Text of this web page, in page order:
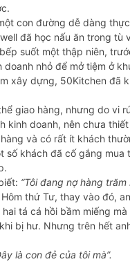
con đường dễ dàng
đã học nấu ăn trong tù
suốt một thập niên,
nhỏ để mở tiệm ở
xây dựng, 50Kitchen đã
giao hàng, nhưng do vi
kinh doanh, nên chưa
và có rất ít khách
số khách đã cố gắng mua
“Tôi đang nợ hàng
thứ Tư, thay vào đó,
tá cá hồi bầm miếng
bị hư. Nhưng trên hết
là con đẻ của tôi mà”.